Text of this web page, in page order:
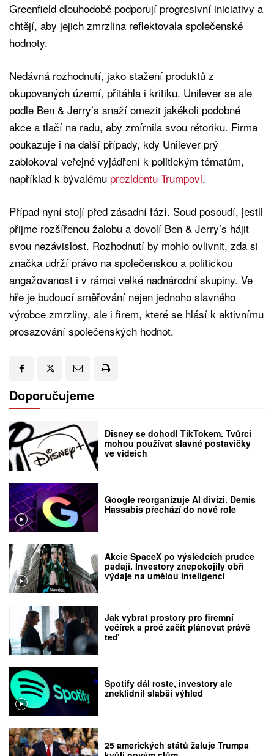
Greenfield dlouhodobě podporují progresivní iniciativy a
chtějí, aby jejich zmrzlina reflektovala společenské
hodnoty.
Nedávná rozhodnutí, jako stažení produktů z
okupovaných území, přitáhla i kritiku. Unilever se ale
podle Ben & Jerry’s snaží omezit jakékoli podobné
akce a tlačí na radu, aby zmírnila svou rétoriku. Firma
poukazuje i na další případy, kdy Unilever prý
zablokoval veřejné vyjádření k politickým tématům,
například k bývalému prezidentu Trumpovi.
Případ nyní stojí před zásadní fází. Soud posoudí, jestli
přijme rozšířenou žalobu a dovolí Ben & Jerry’s hájit
svou nezávislost. Rozhodnutí by mohlo ovlivnit, zda si
značka udrží právo na společenskou a politickou
angažovanost i v rámci velké nadnárodní skupiny. Ve
hře je budoucí směřování nejen jednoho slavného
výrobce zmrzliny, ale i firem, které se hlásí k aktivnímu
prosazování společenských hodnot.
Doporučujeme
Disney se dohodl TikTokem. Tvůrci
mohou používat slavné postavičky
ve videích
Google reorganizuje AI divizi. Demis
Hassabis přechází do nové role
Akcie SpaceX po výsledcích prudce
padají. Investory znepokojily obří
výdaje na umělou inteligenci
Jak vybrat prostory pro firemní
večírek a proč začít plánovat právě
teď
Spotify dál roste, investory ale
zneklidnil slabší výhled
25 amerických států žaluje Trumpa